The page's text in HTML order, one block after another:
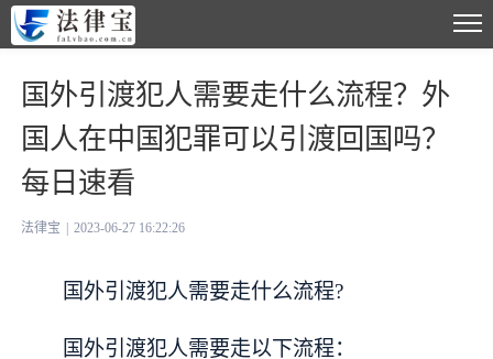
国外引渡犯人需要走什么流程？外
国人在中国犯罪可以引渡回国吗？
每日速看
法律宝 2023-06-27 16:22:26
国外引渡犯人需要走什么流程?
国外引渡犯人需要走以下流程：